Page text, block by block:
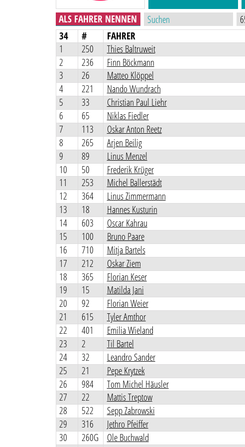
ALS FAHRER NENNEN
34
# FAHRER
1
250 Thies Baltruweit
2
236 Finn Böckmann
3
26 Matteo Klöppel
4
221 Nando Wundrach
5
33 Christian Paul Liehr
6
65 Niklas Fiedler
7
113 Oskar Anton Reetz
8
265 Arjen Beilig
9
89 Linus Menzel
10
50 Frederik Krüger
11
253 Michel Ballerstädt
12
364 Linus Zimmermann
13
18 Hannes Kusturin
14
603 Oscar Kahrau
15
100 Bruno Paare
16
710 Mitja Bartels
17
212 Oskar Ziem
18
365 Florian Keser
19
15 Matilda Jani
20
92 Florian Weier
21
615 Tyler Amthor
22
401 Emilia Wieland
23
2 Til Bartel
24
32 Leandro Sander
25
21 Pepe Krytzek
26
984 Tom Michel Häusler
27
22 Mattis Treptow
28
522 Sepp Zabrowski
29
316 Jethro Pfeiffer
30
260G Ole Buchwald